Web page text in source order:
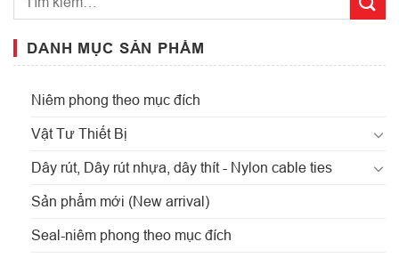
DANH MỤC SẢN PHẨM
Niêm phong theo mục đích
Vật Tư Thiết Bị
Dây rút, Dây rút nhựa, dây thít - Nylon cable ties
Sản phẩm mới (New arrival)
Seal-niêm phong theo mục đích